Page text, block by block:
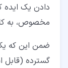
دادن یک
مخصوص، به
ضمن این که
گسترده (قابل